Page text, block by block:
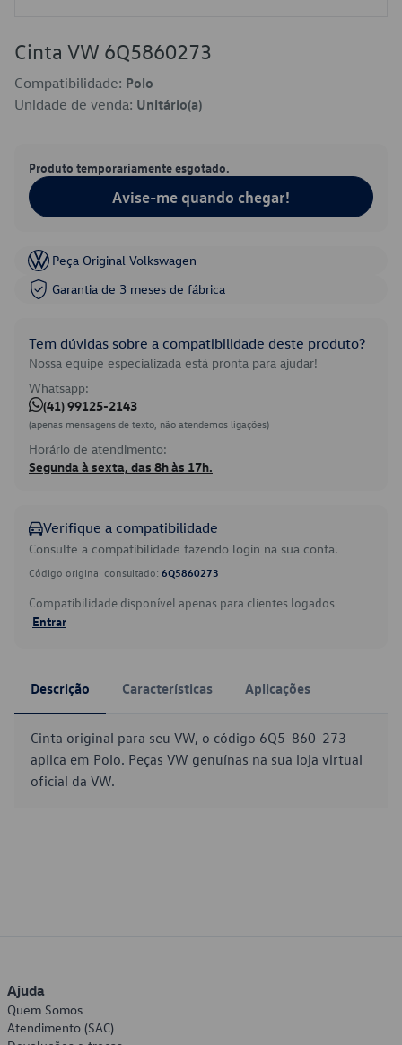
Cinta VW 6Q5860273
Compatibilidade: Polo
Unidade de venda: Unitário(a)
Produto temporariamente esgotado.
Avise-me quando chegar!
Peça Original Volkswagen
Garantia de 3 meses de fábrica
Tem dúvidas sobre a compatibilidade deste produto?
Nossa equipe especializada está pronta para ajudar!
Whatsapp:
(41) 99125-2143
(apenas mensagens de texto, não atendemos ligações)
Horário de atendimento:
Segunda à sexta, das 8h às 17h.
Verifique a compatibilidade
Consulte a compatibilidade fazendo login na sua conta.
Código original consultado: 6Q5860273
Compatibilidade disponível apenas para clientes logados.
Entrar
Descrição Características Aplicações
Cinta original para seu VW, o código 6Q5-860-273
aplica em Polo. Peças VW genuínas na sua loja virtual
oficial da VW.
Ajuda
Quem Somos
Atendimento (SAC)